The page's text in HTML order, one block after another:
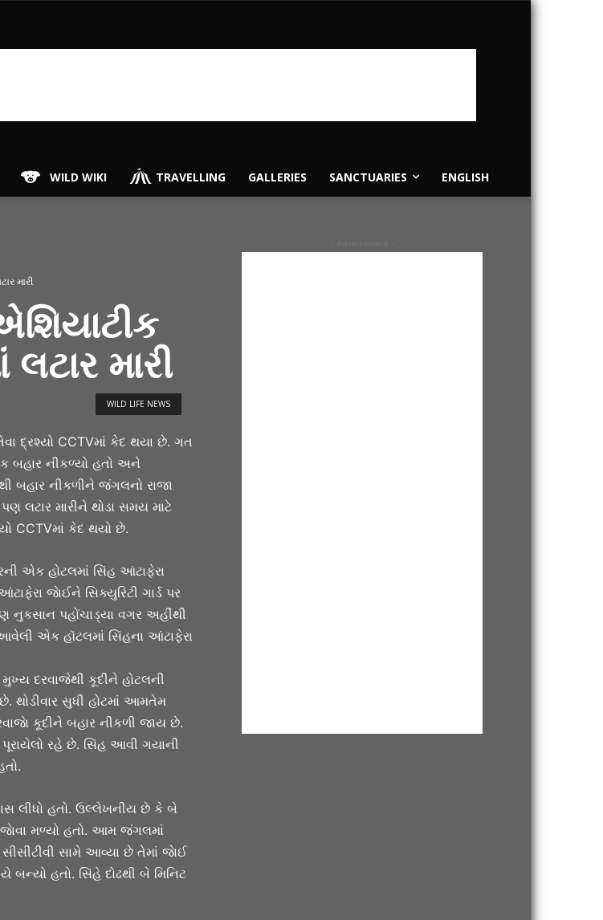
WILD WIKI TRAVELLING GALLERIES SANCTUARIES ENGLISH
મારી
મારી
WILD LIFE NEWS
દ્રશ્યો CCTVમાં કેદ થયા છે. ગત
બહાર નીકળ્યો હતો અને
બહાર નીકળીને જંગલનો રાજા
પણ લટાર મારીને થોડા સમય માટે
CCTVમાં કેદ થયો છે.
એક હોટલમાં સિંહ આંટાફેરા
જાેઈને સિક્યુરિટી ગાર્ડ પર
નુકસાન પહોંચાડ્યા વગર અહીંથી
એક હૉટલમાં સિંહના આંટાફેરા
દરવાજેથી કૂદીને હોટલની
થોડીવાર સુધી હોટમાં આમતેમ
કૂદીને બહાર નીકળી જાય છે.
પૂરાયેલો રહે છે. સિંહ આવી ગયાની
લીધો હતો. ઉલ્લેખનીય છે કે બે
જાેવા મળ્યો હતો. આમ જંગલમાં
સામે આવ્યા છે તેમાં જાેઈ
હતો. સિંહે દોઢથી બે મિનિટ